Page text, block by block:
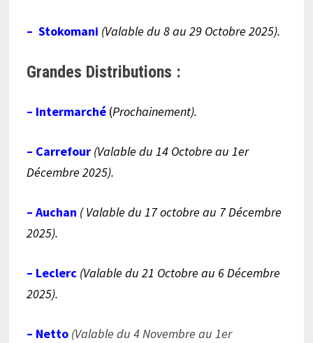
– Stokomani (Valable du 8 au 29 Octobre 2025).
Grandes Distributions :
– Intermarché(Prochainement).
– Carrefour (Valable du 14 Octobre au 1er
Décembre 2025).
– Auchan (Valable du 17 octobre au 7 Décembre
2025).
– Leclerc (Valable du 21 Octobre au 6 Décembre
2025).
– Netto (Valable du 4 Novembre au 1er